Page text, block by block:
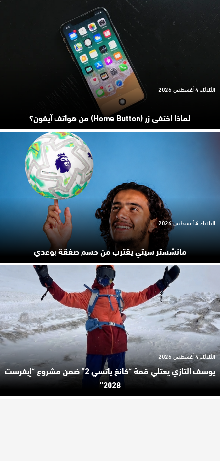
لماذا اختفى زر (Home Button) من هواتف آيفون؟
الثلاثاء 4 أغسطس 2026
مانشستر سيتي يقترب من حسم صفقة بوعدي
الثلاثاء 4 أغسطس 2026
يوسف التازي يعتلي قمة “كانغ ياتسي 2” ضمن مشروع “إيفرست
2028”
الثلاثاء 4 أغسطس 2026